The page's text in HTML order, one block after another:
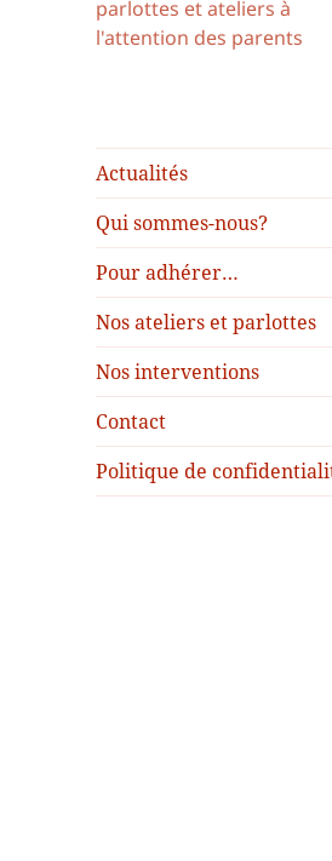
parlottes et ateliers à
l'attention des parents
Actualités
Qui sommes-nous?
Pour adhérer…
Nos ateliers et parlottes
Nos interventions
Contact
Politique de